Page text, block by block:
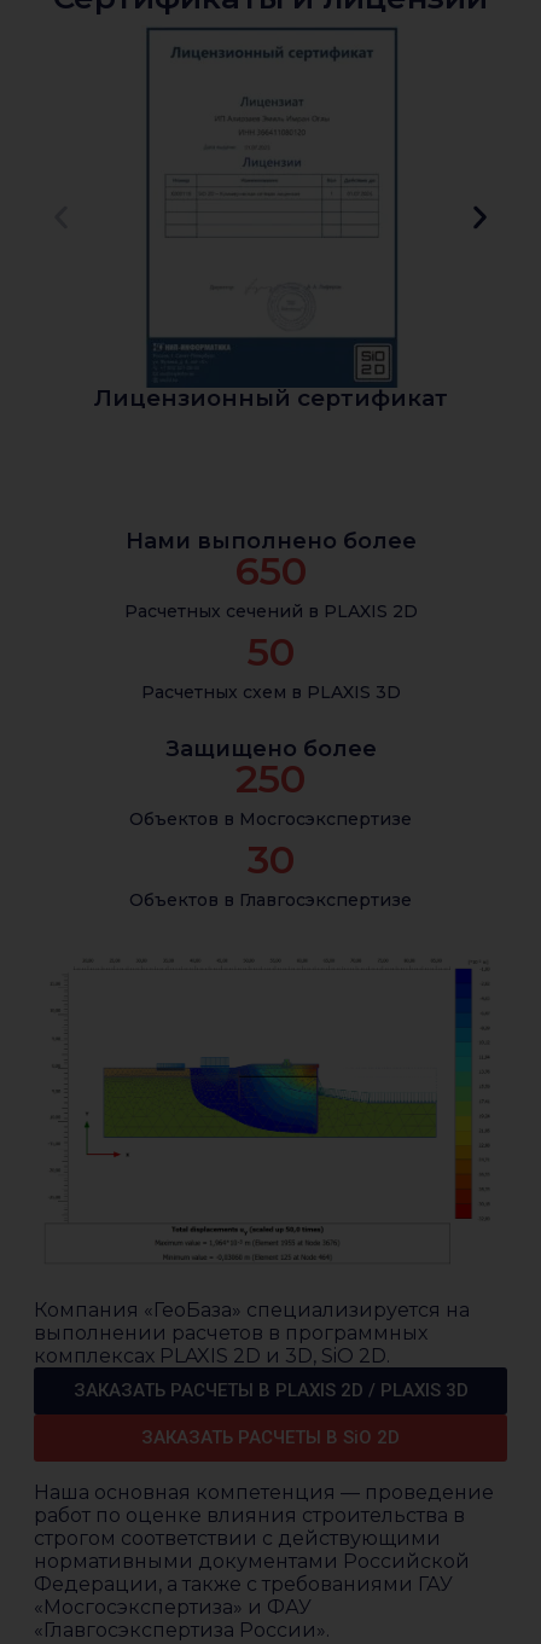
Лицензионный сертификат
Нами выполнено более
Расчетных сечений в PLAXIS 2D
650
Расчетных схем в PLAXIS 3D
50
Защищено более
Объектов в Мосгосэкспертизе
250
Объектов в Главгосэкспертизе
30
Компания «ГеоБаза» специализируется на
выполнении расчетов в программных
комплексах PLAXIS 2D и 3D, SiO 2D.
ЗАКАЗАТЬ РАСЧЕТЫ В PLAXIS 2D / PLAXIS 3D
ЗАКАЗАТЬ РАСЧЕТЫ В SiO 2D
Наша основная компетенция — проведение
работ по оценке влияния строительства в
строгом соответствии с действующими
нормативными документами Российской
Федерации, а также с требованиями ГАУ
«Мосгосэкспертиза» и ФАУ
«Главгосэкспертиза России».